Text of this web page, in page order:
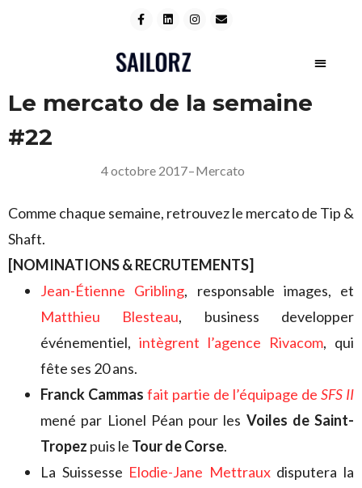
Le mercato de la semaine
#22
4 octobre 2017–Mercato
Comme chaque semaine, retrouvez le mercato de Tip &
Shaft.
[NOMINATIONS & RECRUTEMENTS]
Jean-Étienne Gribling, responsable images, et
Matthieu Blesteau, business developper
événementiel, intègrent l’agence Rivacom, qui
fête ses 20 ans.
Franck Cammas fait partie de l’équipage de SFS II
mené par Lionel Péan pour les Voiles de Saint-
Tropez puis le Tour de Corse.
La Suissesse Elodie-Jane Mettrauxdisputera la